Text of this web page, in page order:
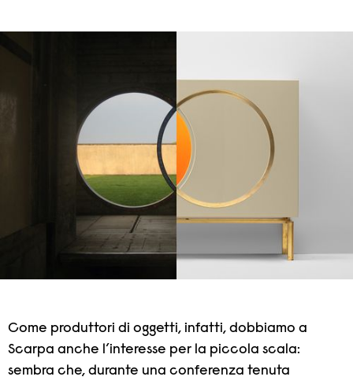
Come produttori di oggetti, infatti, dobbiamo a
Scarpa anche l’interesse per la piccola scala:
sembra che, durante una conferenza tenuta